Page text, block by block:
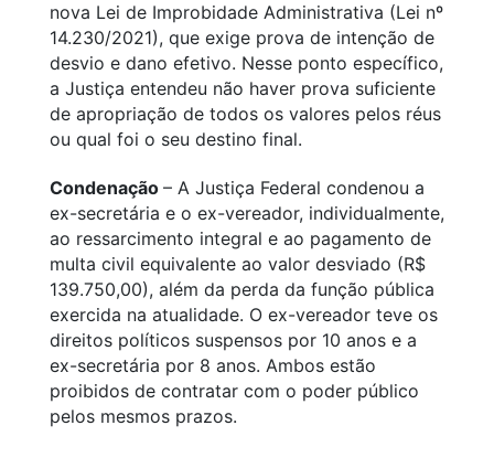
nova Lei de Improbidade Administrativa (Lei nº
14.230/2021), que exige prova de intenção de
desvio e dano efetivo. Nesse ponto específico,
a Justiça entendeu não haver prova suficiente
de apropriação de todos os valores pelos réus
ou qual foi o seu destino final.
Condenação – A Justiça Federal condenou a
ex-secretária e o ex-vereador, individualmente,
ao ressarcimento integral e ao pagamento de
multa civil equivalente ao valor desviado (R$
139.750,00), além da perda da função pública
exercida na atualidade. O ex-vereador teve os
direitos políticos suspensos por 10 anos e a
ex-secretária por 8 anos. Ambos estão
proibidos de contratar com o poder público
pelos mesmos prazos.